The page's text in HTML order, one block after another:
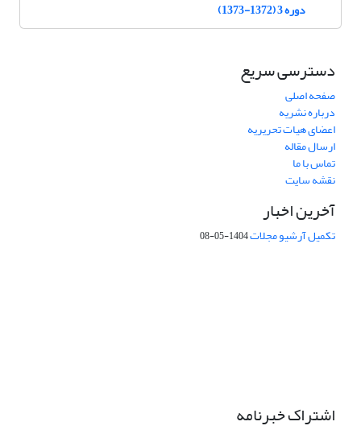
دوره 3 (1372-1373)
دسترسی سریع
صفحه اصلی
درباره نشریه
اعضای هیات تحریریه
ارسال مقاله
تماس با ما
نقشه سایت
آخرین اخبار
تکمیل آرشیو مجلات1404-05-08
اشتراک خبرنامه